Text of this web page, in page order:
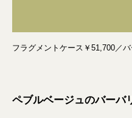
フラグメントケース￥51,700／
ペブルベージュのバーバ